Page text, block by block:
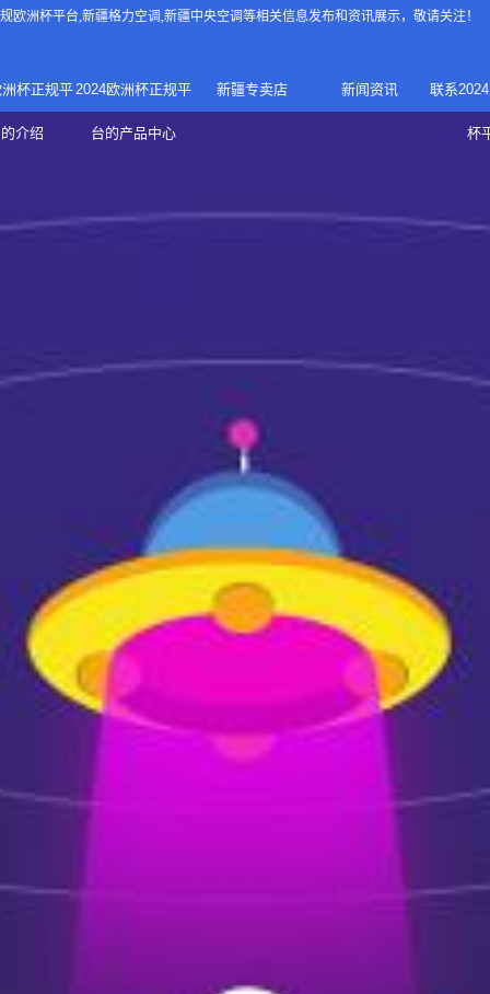
欧洲杯平台,新疆格力空调,新疆中央空调等相关信息发布和资讯展示，敬请关注！
杯正规平
介绍
正规欧洲
2024欧洲杯正规平
台的产品中心
家庭中央空调
家用空调
新疆专卖店 新闻资讯 联系
杯